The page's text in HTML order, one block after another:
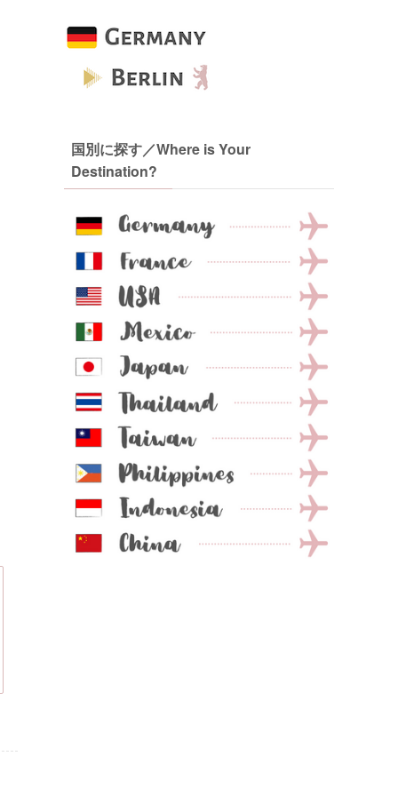
国別に探す／Where is Your
Destination?